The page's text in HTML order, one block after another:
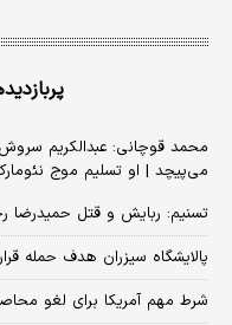
محمد قوچانی: عبدالکریم
می‌پیچد | او تسلیم موج
تسنیم: ربایش و قتل
پالایشگاه سیزران هدف حمله
شرط مهم آمریکا برای لغو